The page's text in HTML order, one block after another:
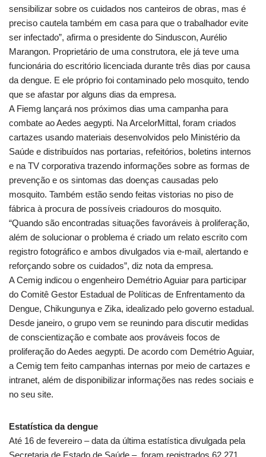
sensibilizar sobre os cuidados nos canteiros de obras, mas é
preciso cautela também em casa para que o trabalhador evite
ser infectado”, afirma o presidente do Sinduscon, Aurélio
Marangon. Proprietário de uma construtora, ele já teve uma
funcionária do escritório licenciada durante três dias por causa
da dengue. E ele próprio foi contaminado pelo mosquito, tendo
que se afastar por alguns dias da empresa.
A Fiemg lançará nos próximos dias uma campanha para
combate ao Aedes aegypti. Na ArcelorMittal, foram criados
cartazes usando materiais desenvolvidos pelo Ministério da
Saúde e distribuídos nas portarias, refeitórios, boletins internos
e na TV corporativa trazendo informações sobre as formas de
prevenção e os sintomas das doenças causadas pelo
mosquito. Também estão sendo feitas vistorias no piso de
fábrica à procura de possíveis criadouros do mosquito.
“Quando são encontradas situações favoráveis à proliferação,
além de solucionar o problema é criado um relato escrito com
registro fotográfico e ambos divulgados via e-mail, alertando e
reforçando sobre os cuidados”, diz nota da empresa.
A Cemig indicou o engenheiro Demétrio Aguiar para participar
do Comitê Gestor Estadual de Políticas de Enfrentamento da
Dengue, Chikungunya e Zika, idealizado pelo governo estadual.
Desde janeiro, o grupo vem se reunindo para discutir medidas
de conscientização e combate aos prováveis focos de
proliferação do Aedes aegypti. De acordo com Demétrio Aguiar,
a Cemig tem feito campanhas internas por meio de cartazes e
intranet, além de disponibilizar informações nas redes sociais e
no seu site.
Estatística da dengue
Até 16 de fevereiro – data da última estatística divulgada pela
Secretaria de Estado de Saúde –, foram registrados 62.271